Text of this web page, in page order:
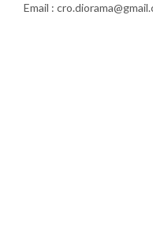
Email :